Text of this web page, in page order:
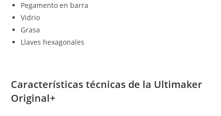
Pegamento en barra
Vidrio
Grasa
Llaves hexagonales
Características técnicas de la Ultimaker
Original+